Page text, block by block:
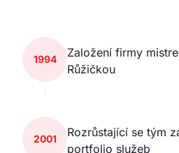
1994
Založení firmy
Růžičkou
2001
Rozrůstající se tým
portfolio služeb